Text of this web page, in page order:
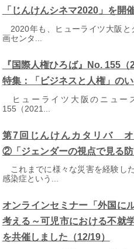
「じんけんシネマ2020」を開
2020年も、ヒューライツ大阪と
画センタ...
『国際人権ひろば』No. 155
特集：「ビジネスと人権」のい
ヒューライツ大阪のニュー
155（2021...
第7回じんけんカタリバ
②「ジェンダーの視点で見る
これまでに様々な災害を経験し
感染症という...
オンラインセミナー「外国に
考える～可児市における不就
を共催しました（12/19）